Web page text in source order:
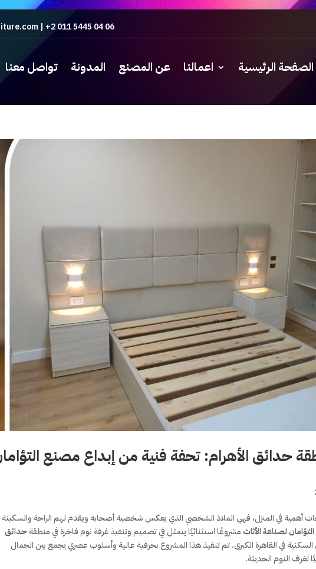
| +2 011 5445 04 06
الصفحة الرئيسية اعمالنا عن المصنع المدونة تواصل معنا
حدائق الأهرام: تحفة فنية من إبداع مصنع
أهمية في المنزل، فهي الملاذ الشخصي الذي يعكس شخصية أصحابه ويقدم لهم الراحة والسكينة
لصناعة الأثاثمشروعًا استثنائيًا يتمثل في تصميم وتنفيذ غرفة نوم فاخرة في منطقةحدائق
السكنية في القاهرة الكبرى. تم تنفيذ هذا المشروع بحرفية عالية وأسلوب عصري يجمع بين الجمال
لغرف النوم الحديثة.